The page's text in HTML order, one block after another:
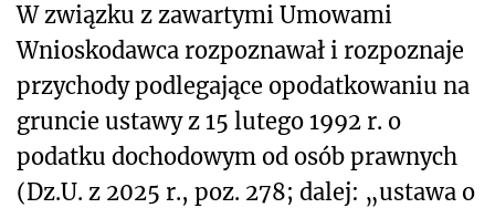
W związku z zawartymi Umowami
Wnioskodawca rozpoznawał i rozpoznaje
przychody podlegające opodatkowaniu na
gruncie ustawy z 15 lutego 1992 r. o
podatku dochodowym od osób prawnych
(Dz.U. z 2025 r., poz. 278; dalej: „ustawa o